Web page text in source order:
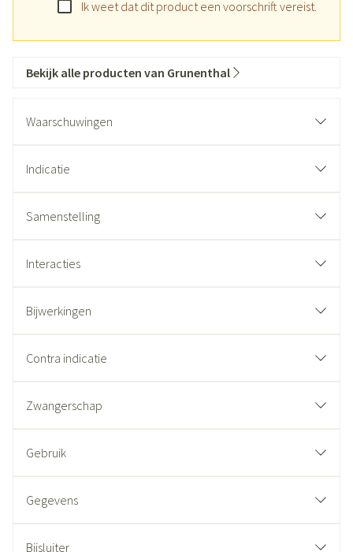
Ik weet dat dit product een voorschrift vereist.
Bekijk alle producten van Grunenthal
Waarschuwingen
Indicatie
Samenstelling
Interacties
Bijwerkingen
Contra indicatie
Zwangerschap
Gebruik
Gegevens
Bijsluiter